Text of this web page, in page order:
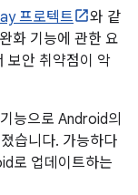
프로텍트
와 같
화 기능에 관한 요
보안 취약점이 악
능으로 Android의
습니다. 가능하다
로 업데이트하는